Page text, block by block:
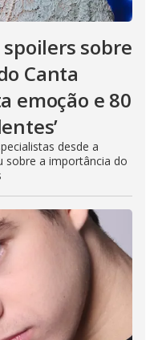
sobre
Canta
emoção e 80
desde a
sobre a importância do